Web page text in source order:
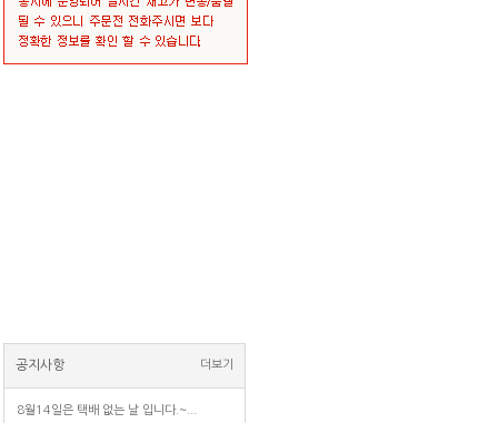
공지사항 더보기
8월14일은 택배 없는 날 입니다.~...